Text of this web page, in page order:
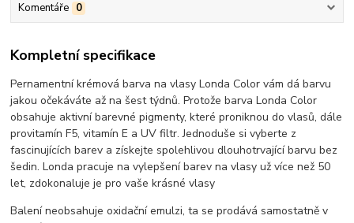
Komentáře 0
Kompletní specifikace
Pernamentní krémová barva na vlasy Londa Color vám dá barvu
jakou očekáváte až na šest týdnů. Protože barva Londa Color
obsahuje aktivní barevné pigmenty, které proniknou do vlasů, dále
provitamín F5, vitamín E a UV filtr. Jednoduše si vyberte z
fascinujících barev a získejte spolehlivou dlouhotrvající barvu bez
šedin. Londa pracuje na vylepšení barev na vlasy už více než 50
let, zdokonaluje je pro vaše krásné vlasy
Balení neobsahuje oxidační emulzi, ta se prodává samostatně v